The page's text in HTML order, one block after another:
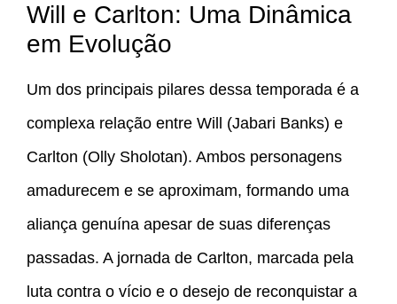
Will e Carlton: Uma Dinâmica
em Evolução
Um dos principais pilares dessa temporada é a
complexa relação entre Will (Jabari Banks) e
Carlton (Olly Sholotan). Ambos personagens
amadurecem e se aproximam, formando uma
aliança genuína apesar de suas diferenças
passadas. A jornada de Carlton, marcada pela
luta contra o vício e o desejo de reconquistar a